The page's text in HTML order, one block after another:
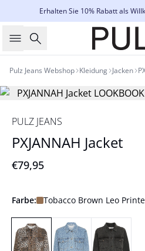
Erhalten Sie 10% Rabatt als
Suche
Pulz Jeans Webshop Kleidung Jacken
PULZ JEANS
PXJANNAH Jacket
€79,95
Farbe: Tobacco Brown Leo